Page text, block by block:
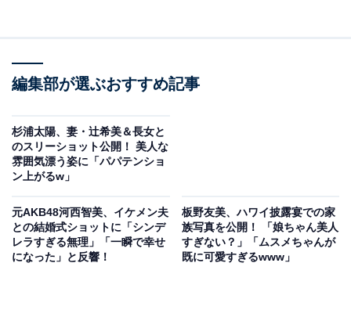
編集部が選ぶおすすめ記事
杉浦太陽、妻・辻希美＆長女と
のスリーショット公開！ 美人な
雰囲気漂う姿に「パパテンショ
ン上がるw」
元AKB48河西智美、イケメン夫
との結婚式ショットに「シンデ
レラすぎる無理」「一瞬で幸せ
になった」と反響！
板野友美、ハワイ披露宴での家
族写真を公開！ 「娘ちゃん美人
すぎない？」「ムスメちゃんが
既に可愛すぎるwww」